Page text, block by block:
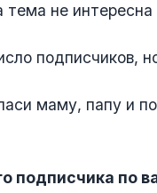
не интересна
подписчиков,
маму, папу и
подписчика по